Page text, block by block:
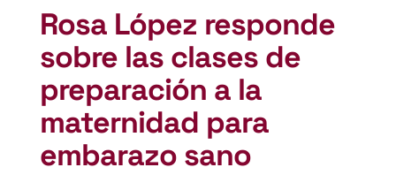
Rosa López responde
sobre las clases de
preparación a la
maternidad para
embarazo sano